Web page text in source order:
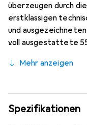
überzeugen durch
erstklassigen
und
voll ausgestattete
Erwartungen
Mehr anzeigen
Spezifikationen